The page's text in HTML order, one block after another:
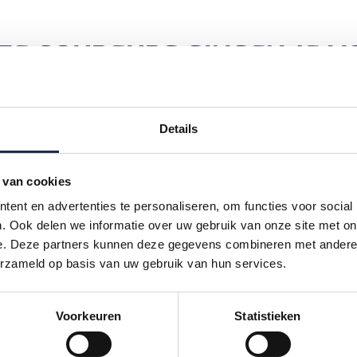
Details
cookies
en advertenties te personaliseren, om functies voor social
Ook delen we informatie over uw gebruik van onze site met
Deze partners kunnen deze gegevens combineren met
op basis van uw gebruik van hun services.
Voorkeuren Statistieken
COUREURS GINGEN JE
GEWELDIGE ERVARING
waardoor de rondes steeds
beter werden. Geweldige
ervaring om nooit te vergeten
en zeer zeker voor herhaling